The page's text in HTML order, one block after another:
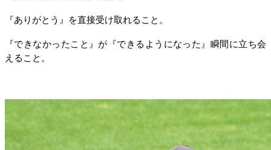
『ありがとう』を直接受け取れること。
『できなかったこと』が『できるようになった』瞬間に立ち会
えること。